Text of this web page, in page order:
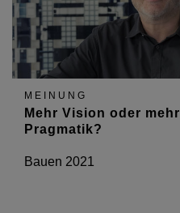
MEINUNG
Mehr Vision oder mehr
Pragmatik?
Bauen 2021